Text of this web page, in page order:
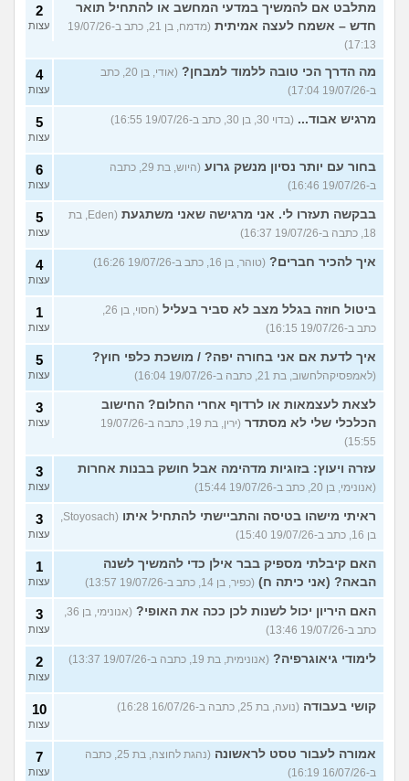
מתלבט אם להמשיך במדעי המחשב או להתחיל תואר
חדש – אשמח לעצה אמיתית
(מדמח, בן 21, כתב ב-19/07/26
17:13)
2
עצות
מה הדרך הכי טובה ללמוד למבחן?
(אודי, בן 20, כתב
ב-19/07/26 17:04)
4
עצות
מרגיש אבוד... (בדוי 30, בן 30, כתב ב-19/07/26 16:55) 5
עצות
בחור עם יותר נסיון מנשק גרוע
(היוש, בת 29, כתבה
ב-19/07/26 16:46)
6
עצות
בבקשה תעזרו לי. אני מרגישה שאני משתגעת
(Eden, בת
18, כתבה ב-19/07/26 16:37)
5
עצות
איך להכיר חברים? (טוהר, בן 16, כתב ב-19/07/26 16:26) 4
עצות
ביטול חוזה בגלל מצב לא סביר בעליל
(חסוי, בן 26,
כתב ב-19/07/26 16:15)
1
עצות
איך לדעת אם אני בחורה יפה? / מושכת כלפי חוץ?
(לאמפסיקהלחשוב, בת 21, כתבה ב-19/07/26 16:04)
5
עצות
לצאת לעצמאות או לרדוף אחרי החלום? החישוב
הכלכלי שלי לא מסתדר
(ירין, בת 19, כתבה ב-19/07/26
15:55)
3
עצות
עזרה ויעוץ: בזוגיות מדהימה אבל חושק בבנות אחרות
(אנונימי, בן 20, כתב ב-19/07/26 15:44)
3
עצות
ראיתי מישהו בטיסה והתביישתי להתחיל איתו
(Stoyosach,
בן 16, כתב ב-19/07/26 15:40)
3
עצות
האם קיבלתי מספיק בבר אילן כדי להמשיך לשנה
הבאה? (אני כיתה ח) (כפיר, בן 14, כתב ב-19/07/26 13:57)
1
עצות
האם היריון יכול לשנות לכן ככה את האופי?
(אנונימי, בן 36,
כתב ב-19/07/26 13:46)
3
עצות
לימודי גיאוגרפיה? (אנונימית, בת 19, כתבה ב-19/07/26 13:37) 2
עצות
קושי בעבודה (נועה, בת 25, כתבה ב-16/07/26 16:28) 10
עצות
אמורה לעבור טסט לראשונה
(נהגת לחוצה, בת 25, כתבה
ב-16/07/26 16:19)
7
עצות